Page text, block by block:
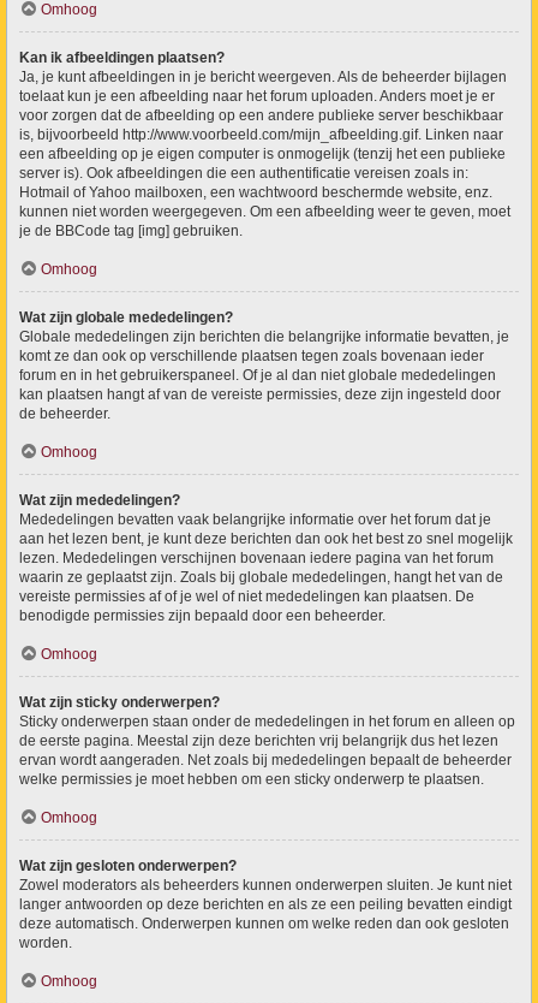
Omhoog
Kan ik afbeeldingen plaatsen?
Ja, je kunt afbeeldingen in je bericht weergeven. Als de beheerder bijlagen
toelaat kun je een afbeelding naar het forum uploaden. Anders moet je er
voor zorgen dat de afbeelding op een andere publieke server beschikbaar
is, bijvoorbeeld http://www.voorbeeld.com/mijn_afbeelding.gif. Linken naar
een afbeelding op je eigen computer is onmogelijk (tenzij het een publieke
server is). Ook afbeeldingen die een authentificatie vereisen zoals in:
Hotmail of Yahoo mailboxen, een wachtwoord beschermde website, enz.
kunnen niet worden weergegeven. Om een afbeelding weer te geven, moet
je de BBCode tag [img] gebruiken.
Omhoog
Wat zijn globale mededelingen?
Globale mededelingen zijn berichten die belangrijke informatie bevatten, je
komt ze dan ook op verschillende plaatsen tegen zoals bovenaan ieder
forum en in het gebruikerspaneel. Of je al dan niet globale mededelingen
kan plaatsen hangt af van de vereiste permissies, deze zijn ingesteld door
de beheerder.
Omhoog
Wat zijn mededelingen?
Mededelingen bevatten vaak belangrijke informatie over het forum dat je
aan het lezen bent, je kunt deze berichten dan ook het best zo snel mogelijk
lezen. Mededelingen verschijnen bovenaan iedere pagina van het forum
waarin ze geplaatst zijn. Zoals bij globale mededelingen, hangt het van de
vereiste permissies af of je wel of niet mededelingen kan plaatsen. De
benodigde permissies zijn bepaald door een beheerder.
Omhoog
Wat zijn sticky onderwerpen?
Sticky onderwerpen staan onder de mededelingen in het forum en alleen op
de eerste pagina. Meestal zijn deze berichten vrij belangrijk dus het lezen
ervan wordt aangeraden. Net zoals bij mededelingen bepaalt de beheerder
welke permissies je moet hebben om een sticky onderwerp te plaatsen.
Omhoog
Wat zijn gesloten onderwerpen?
Zowel moderators als beheerders kunnen onderwerpen sluiten. Je kunt niet
langer antwoorden op deze berichten en als ze een peiling bevatten eindigt
deze automatisch. Onderwerpen kunnen om welke reden dan ook gesloten
worden.
Omhoog